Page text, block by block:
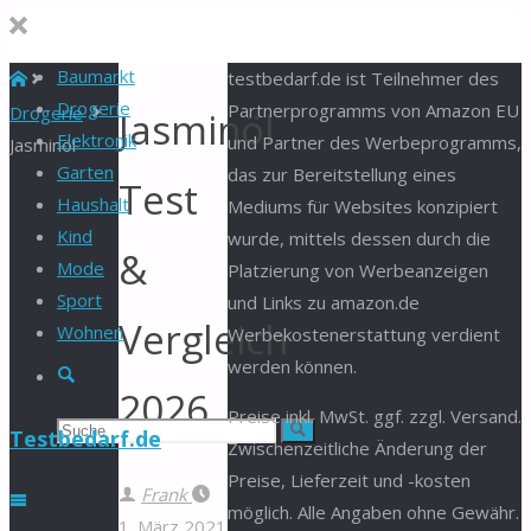
Baumarkt
Drogerie
Elektronik
Garten
Haushalt
Kind
Mode
Sport
Wohnen
Suche
Suchen Suche
Testbedarf.de
Start
Drogerie
Jasminöl
Jasminöl
Test
&
Vergleich
2026
Frank
1. März 2021
testbedarf.de ist Teilnehmer des
Partnerprogramms von Amazon EU
und Partner des Werbeprogramms,
das zur Bereitstellung eines
Mediums für Websites konzipiert
wurde, mittels dessen durch die
Platzierung von Werbeanzeigen
und Links zu amazon.de
Werbekostenerstattung verdient
werden können.
Preise inkl. MwSt. ggf. zzgl. Versand.
Zwischenzeitliche Änderung der
Preise, Lieferzeit und -kosten
möglich. Alle Angaben ohne Gewähr.